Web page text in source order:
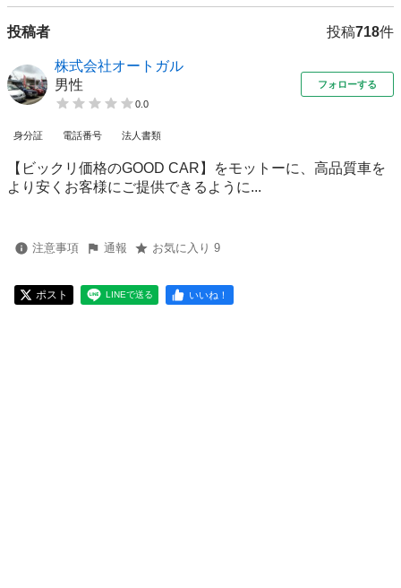
投稿者 投稿718件
株式会社オートガル
男性
0.0
フォローする
身分証 電話番号 法人書類
【ビックリ価格のGOOD CAR】をモットーに、高品質車を
より安くお客様にご提供できるように...
注意事項 通報 お気に入り 9
ポスト LINEで送る いいね！